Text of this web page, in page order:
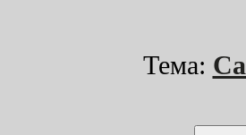
Тема: